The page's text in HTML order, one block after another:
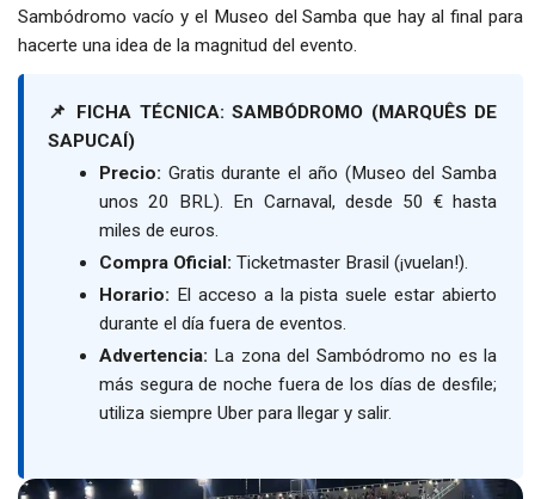
Sambódromo vacío y el Museo del Samba que hay al final para
hacerte una idea de la magnitud del evento.
📌 FICHA TÉCNICA: SAMBÓDROMO (MARQUÊS DE
SAPUCAÍ)
Precio: Gratis durante el año (Museo del Samba
unos 20 BRL). En Carnaval, desde 50 € hasta
miles de euros.
Compra Oficial: Ticketmaster Brasil (¡vuelan!).
Horario: El acceso a la pista suele estar abierto
durante el día fuera de eventos.
Advertencia: La zona del Sambódromo no es la
más segura de noche fuera de los días de desfile;
utiliza siempre Uber para llegar y salir.